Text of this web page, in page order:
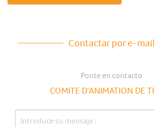
Contactar por e-
Ponte en contacto
COMITE D'ANIMATION DE